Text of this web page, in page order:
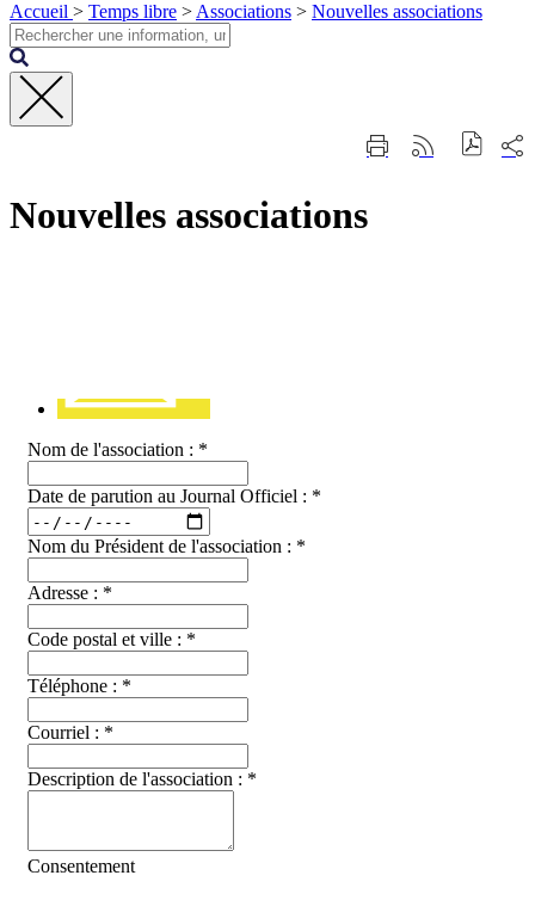
Accueil > Temps libre > Associations > Nouvelles associations
Fermer
ImprimerGénérer
sur
Nouvelles associations
Nom de l'association : *
Date de parution au Journal Officiel : *
Nom du Président de l'association : *
Adresse : *
Code postal et ville : *
Téléphone : *
Courriel : *
Description de l'association : *
Consentement